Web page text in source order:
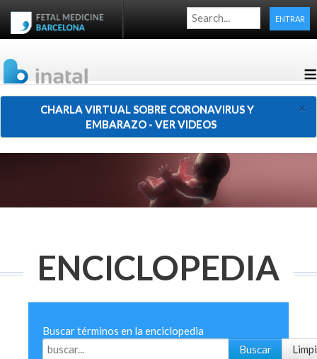
≡
ENTRAR
×
CHARLA VIRTUAL SOBRE CORONAVIRUS Y
EMBARAZO - VER VIDEOS
ENCICLOPEDIA
Buscar términos en la enciclopedia